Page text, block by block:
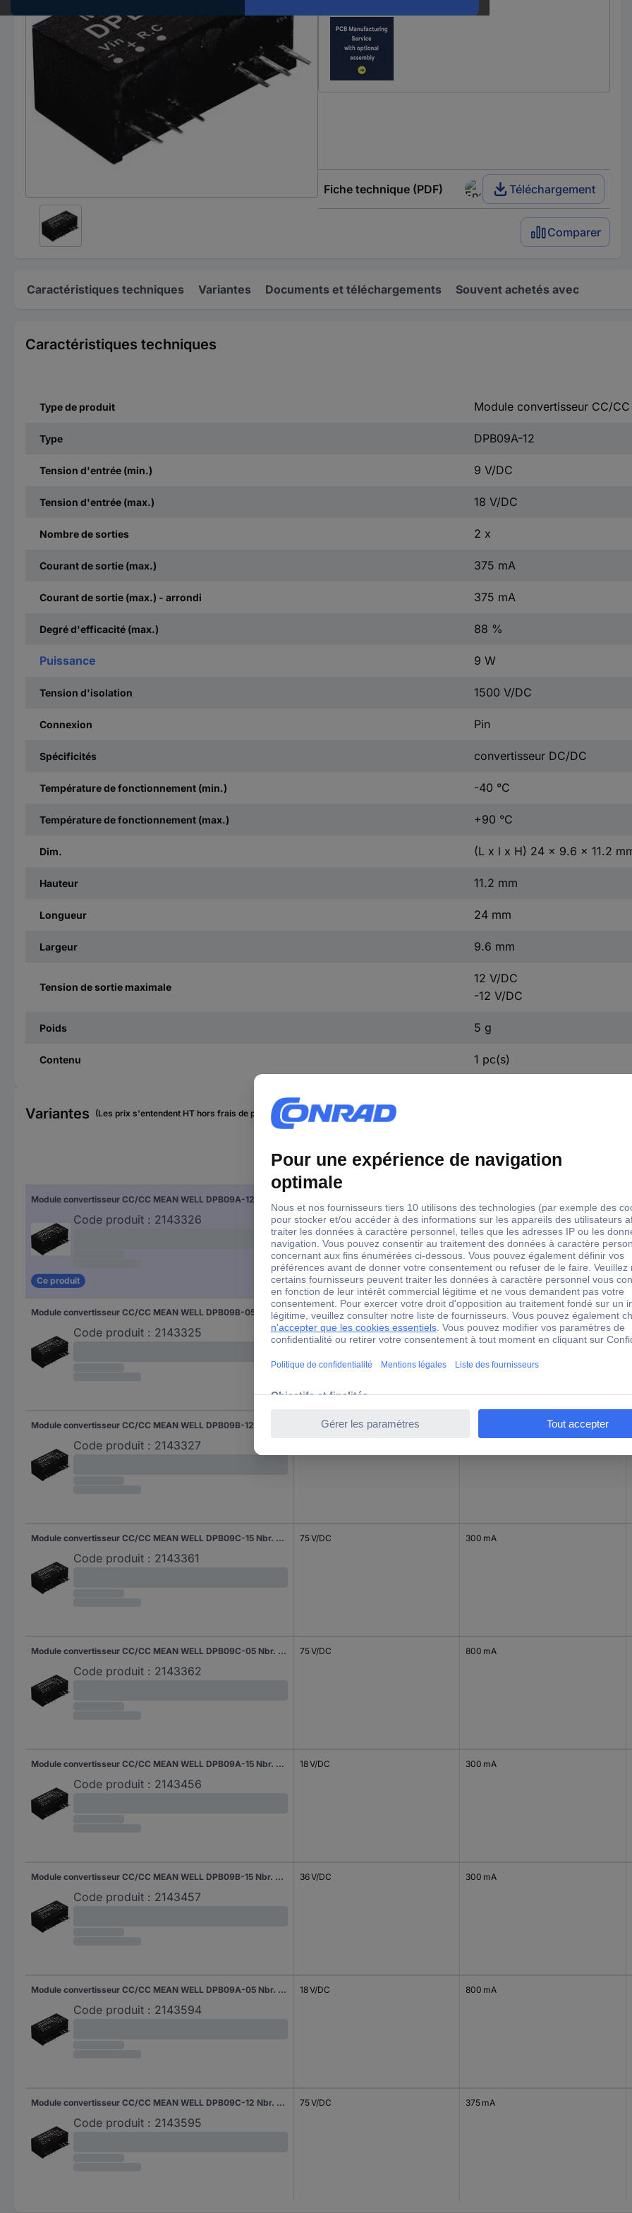
Fiche technique (PDF) Téléchargement
Comparer
Caractéristiques techniques Variantes Documents et téléchargements Souvent achetés avec
Caractéristiques techniques
Type de produit Module convertisseur CC/CC
Type DPB09A-12
Tension d'entrée (min.) 9 V/DC
Tension d'entrée (max.) 18 V/DC
Nombre de sorties 2 x
Courant de sortie (max.) 375 mA
Courant de sortie (max.) - arrondi 375 mA
Degré d'efficacité (max.) 88 %
Puissance 9 W
Tension d'isolation 1500 V/DC
Connexion Pin
Spécificités convertisseur DC/DC
Température de fonctionnement (min.) -40 °C
Température de fonctionnement (max.) +90 °C
Dim. (L x l x H) 24 x 9.6 x 11.2
Hauteur 11.2 mm
Longueur 24 mm
Largeur 9.6 mm
Tension de sortie maximale
12 V/DC
-12 V/DC
Poids 5 g
Contenu 1 pc(s)
Variantes (Les prix s'entendent HT hors frais de port)
Tension d'entrée (max.) Courant de sortie (max.) - arrondi
Code produit : 2143326
Ce produit
Module convertisseur CC/CC MEAN WELL DPB09B-05 Nbr. de sorties: 2 x 800 mA 9 W 1 pc(s)
Code produit : 2143325
36 V/DC 800 mA
Code produit : 2143327
36 V/DC
Module convertisseur CC/CC MEAN WELL DPB09C-15 Nbr. de sorties: 2 x 300 mA 9 W 1 pc(s)
Code produit : 2143361
75 V/DC 300 mA
Module convertisseur CC/CC MEAN WELL DPB09C-05 Nbr. de sorties: 2 x 800 mA 9 W 1 pc(s)
Code produit : 2143362
75 V/DC 800 mA
Module convertisseur CC/CC MEAN WELL DPB09A-15 Nbr. de sorties: 2 x 300 mA 9 W 1 pc(s)
Code produit : 2143456
18 V/DC 300 mA
Module convertisseur CC/CC MEAN WELL DPB09B-15 Nbr. de sorties: 2 x 300 mA 9 W 1 pc(s)
Code produit : 2143457
36 V/DC 300 mA
Module convertisseur CC/CC MEAN WELL DPB09A-05 Nbr. de sorties: 2 x 800 mA 9 W 1 pc(s)
Code produit : 2143594
18 V/DC 800 mA
Module convertisseur CC/CC MEAN WELL DPB09C-12 Nbr. de sorties: 2 x 375 mA 9 W 1 pc(s)
Code produit : 2143595
75 V/DC 375 mA